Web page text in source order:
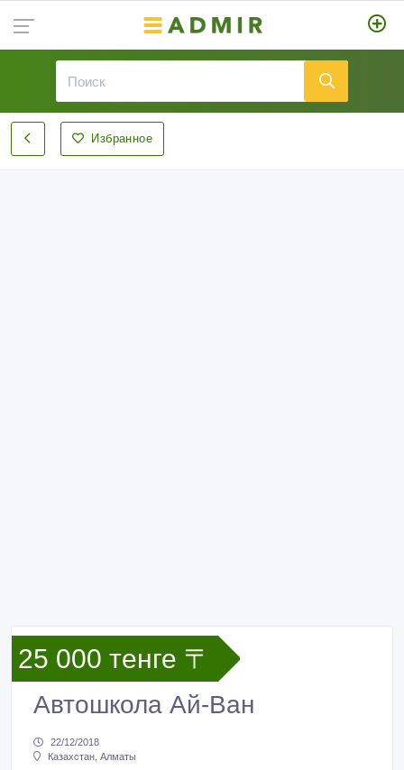
Избранное
25 000 тенге 〒
Автошкола Ай-Ван
22/12/2018
Казахстан, Алматы